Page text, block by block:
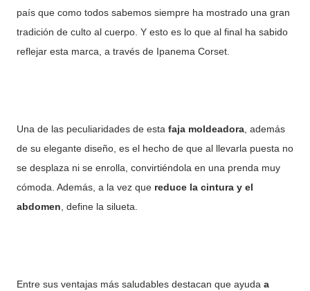
país que como todos sabemos siempre ha mostrado una gran
tradición de culto al cuerpo. Y esto es lo que al final ha sabido
reflejar esta marca, a través de Ipanema Corset.
Una de las peculiaridades de esta faja moldeadora, además
de su elegante diseño, es el hecho de que al llevarla puesta no
se desplaza ni se enrolla, convirtiéndola en una prenda muy
cómoda. Además, a la vez que reduce la cintura y el
abdomen, define la silueta.
Entre sus ventajas más saludables destacan que ayuda a